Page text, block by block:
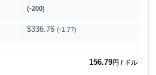
(-200)
$336.76 (-1.77)
156.79円 / ドル